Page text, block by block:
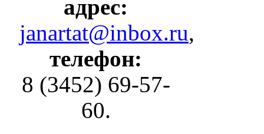
адрес:
janartat@inbox.ru,
телефон:
8 (3452) 69-57-
60.